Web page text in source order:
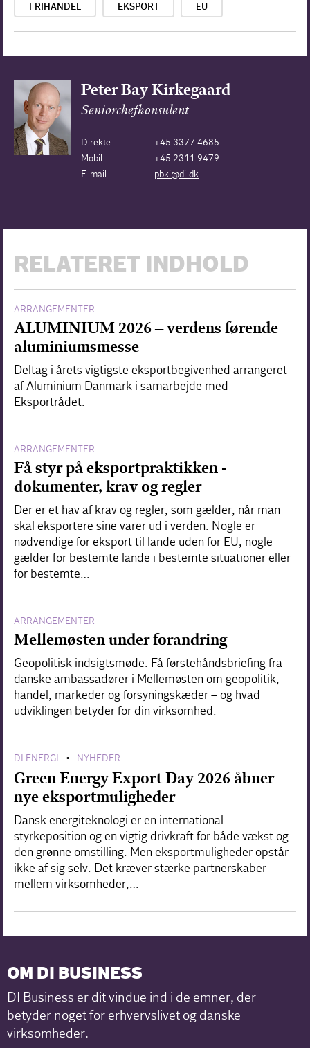
FRIHANDEL EKSPORT EU
Peter Bay Kirkegaard
Seniorchefkonsulent
Direkte
+45 3377 4685
Mobil
+45 2311 9479
E-mail
pbki@di.dk
RELATERET INDHOLD
ARRANGEMENTER
ALUMINIUM 2026 – verdens førende
aluminiumsmesse
Deltag i årets vigtigste eksportbegivenhed arrangeret
af Aluminium Danmark i samarbejde med
Eksportrådet.
ARRANGEMENTER
Få styr på eksportpraktikken -
dokumenter, krav og regler
Der er et hav af krav og regler, som gælder, når man
skal eksportere sine varer ud i verden. Nogle er
nødvendige for eksport til lande uden for EU, nogle
gælder for bestemte lande i bestemte situationer eller
for bestemte…
ARRANGEMENTER
Mellemøsten under forandring
Geopolitisk indsigtsmøde: Få førstehåndsbriefing fra
danske ambassadører i Mellemøsten om geopolitik,
handel, markeder og forsyningskæder – og hvad
udviklingen betyder for din virksomhed.
DI ENERGI • NYHEDER
Green Energy Export Day 2026 åbner
nye eksportmuligheder
Dansk energiteknologi er en international
styrkeposition og en vigtig drivkraft for både vækst og
den grønne omstilling. Men eksportmuligheder opstår
ikke af sig selv. Det kræver stærke partnerskaber
mellem virksomheder,…
OM DI BUSINESS
DI Business er dit vindue ind i de emner, der
betyder noget for erhvervslivet og danske
virksomheder.